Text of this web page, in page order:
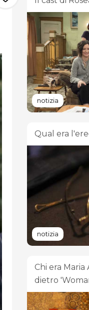
notizia
Qual era
notizia
Chi era
dietro